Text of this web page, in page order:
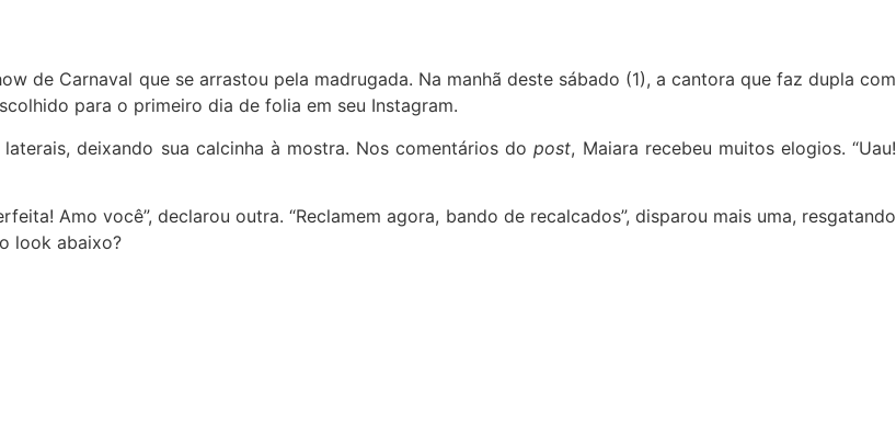
de Carnaval que se arrastou pela madrugada. Na manhã deste sábado (1), a cantora que faz dupla com
para o primeiro dia de folia em seu Instagram.
deixando sua calcinha à mostra. Nos comentários do post, Maiara recebeu muitos elogios. “Uau!
Amo você”, declarou outra. “Reclamem agora, bando de recalcados”, disparou mais uma, resgatando
look abaixo?